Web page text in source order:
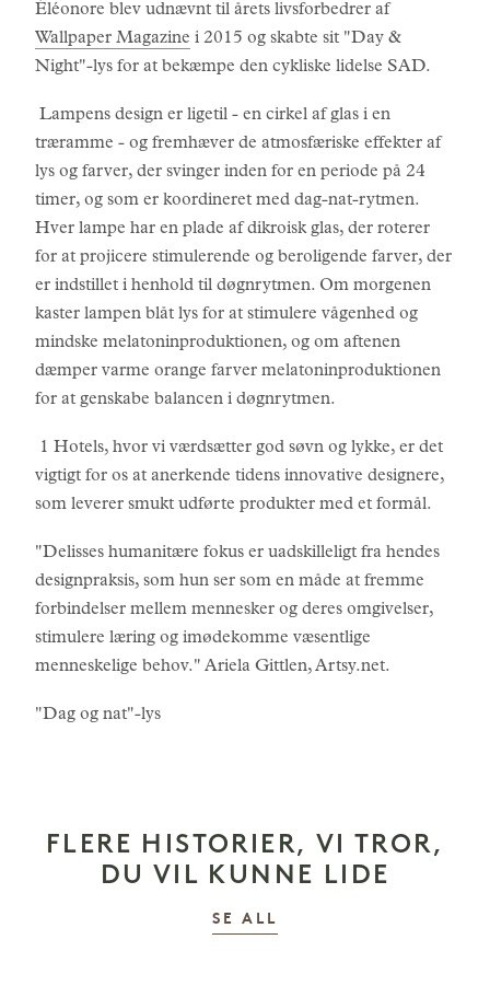
Éléonore blev udnævnt til årets livsforbedrer af
Wallpaper Magazine i 2015 og skabte sit "Day &
Night"-lys for at bekæmpe den cykliske lidelse SAD.
Lampens design er ligetil - en cirkel af glas i en
træramme - og fremhæver de atmosfæriske effekter af
lys og farver, der svinger inden for en periode på 24
timer, og som er koordineret med dag-nat-rytmen.
Hver lampe har en plade af dikroisk glas, der roterer
for at projicere stimulerende og beroligende farver, der
er indstillet i henhold til døgnrytmen. Om morgenen
kaster lampen blåt lys for at stimulere vågenhed og
mindske melatoninproduktionen, og om aftenen
dæmper varme orange farver melatoninproduktionen
for at genskabe balancen i døgnrytmen.
1 Hotels, hvor vi værdsætter god søvn og lykke, er det
vigtigt for os at anerkende tidens innovative designere,
som leverer smukt udførte produkter med et formål.
"Delisses humanitære fokus er uadskilleligt fra hendes
designpraksis, som hun ser som en måde at fremme
forbindelser mellem mennesker og deres omgivelser,
stimulere læring og imødekomme væsentlige
menneskelige behov." Ariela Gittlen, Artsy.net.
"Dag og nat"-lys
FLERE HISTORIER, VI TROR,
DU VIL KUNNE LIDE
SE ALL